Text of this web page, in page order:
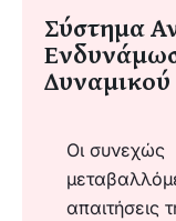
Σύστημα
Δυναμικού
Οι συνεχώς
απαιτήσεις